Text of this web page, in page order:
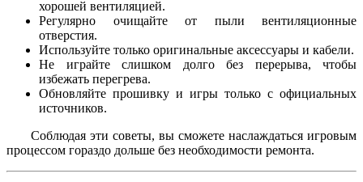
хорошей вентиляцией.
Регулярно очищайте от пыли вентиляционные
отверстия.
Используйте только оригинальные аксессуары и кабели.
Не играйте слишком долго без перерыва, чтобы
избежать перегрева.
Обновляйте прошивку и игры только с официальных
источников.
Соблюдая эти советы, вы сможете наслаждаться игровым
процессом гораздо дольше без необходимости ремонта.